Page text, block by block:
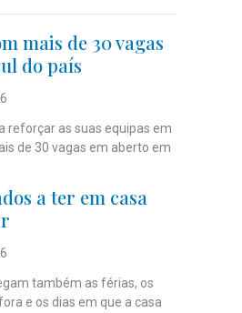
mais de 30 vagas
do país
reforçar as suas equipas em
de 30 vagas em aberto em
a ter em casa
também as férias, os
e os dias em que a casa